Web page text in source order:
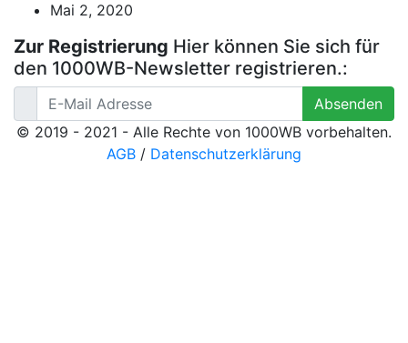
Mai 2, 2020
Zur Registrierung Hier können Sie sich für
den 1000WB-Newsletter registrieren.:
Absenden
© 2019 - 2021 - Alle Rechte von 1000WB vorbehalten.
AGB / Datenschutzerklärung